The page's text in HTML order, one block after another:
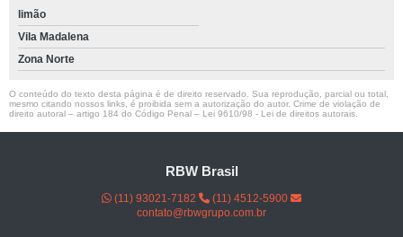
limão
Vila Madalena
Zona Norte
O conteúdo do texto desta página é de direito reservado. Sua reprodução, parcial ou total,
mesmo citando nossos links, é proibida sem a autorização do autor. Crime de violação de
direito autoral – artigo 184 do Código Penal – Lei 9610/98 - Lei de direitos autorais
RBW Brasil
(11) 93021-7182
(11) 4512-5900
contato@rbwgrupo.com.br